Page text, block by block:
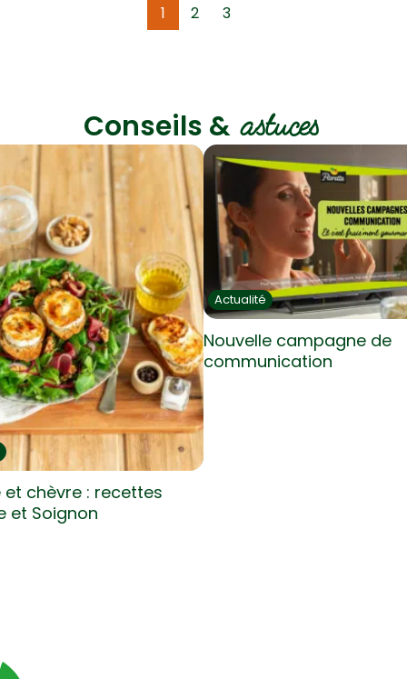
1 2 3
Conseils & astuces
et chèvre : recettes
et Soignon
Actualité
Nouvelle campagne de
communication